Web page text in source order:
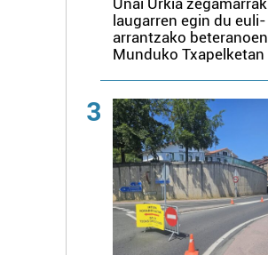
Unai Urkia zegamarrak
laugarren egin du euli-
arrantzako beteranoen
Munduko Txapelketan
3